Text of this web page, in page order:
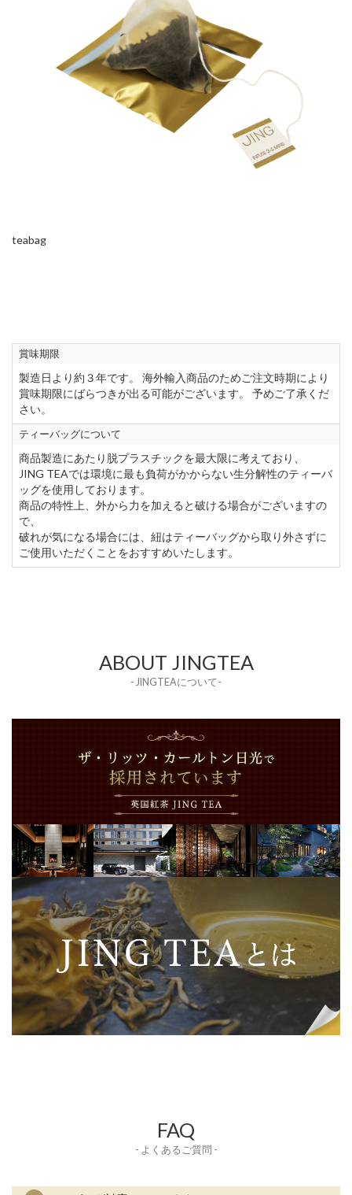
teabag
賞味期限
製造日より約３年です。 海外輸入商品のためご注文時期により
賞味期限にばらつきが出る可能がございます。 予めご了承くだ
さい。
ティーバッグについて
商品製造にあたり脱プラスチックを最大限に考えており、
JING TEAでは環境に最も負荷がかからない生分解性のティーバ
ッグを使用しております。
商品の特性上、外から力を加えると破ける場合がございますの
で、
破れが気になる場合には、紐はティーバッグから取り外さずに
ご使用いただくことをおすすめいたします。
ABOUT JINGTEA
- JINGTEAについて-
FAQ
- よくあるご質問 -